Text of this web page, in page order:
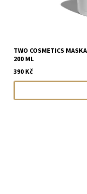
TWO COSMETICS
200 ML
390 Kč